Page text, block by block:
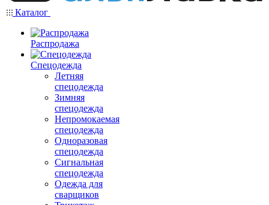
Каталог
Распродажа
Спецодежда
Летняя
спецодежда
Зимняя
спецодежда
Непромокаемая
спецодежда
Одноразовая
спецодежда
Сигнальная
спецодежда
Одежда для
сварщиков